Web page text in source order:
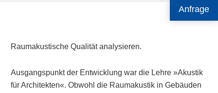
Anfrage
Raumakustische Qualität analysieren.
Ausgangspunkt der Entwicklung war die Lehre »Akustik
für Architekten«. Obwohl die Raumakustik in Gebäuden